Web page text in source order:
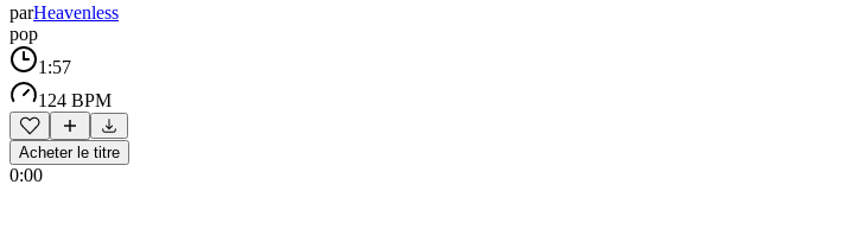
parHeavenless
pop
1:57
124 BPM
Acheter le titre
0:00